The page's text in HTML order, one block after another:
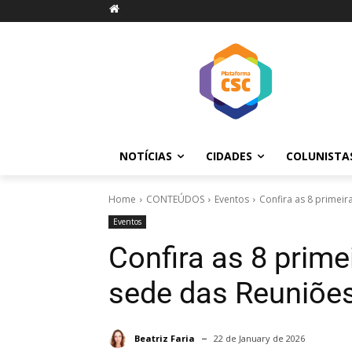
NOTÍCIAS CIDADES
Home CONTEÚDOS Eventos Confira as 8
Eventos
Confira as 8
sede das
Beatriz Faria 22 de January de 2026